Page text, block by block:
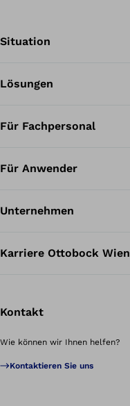
Situation
Lösungen
Für Fachpersonal
Für Anwender
Unternehmen
Karriere Ottobock Wien
Kontakt
Wie können wir Ihnen helfen?
Kontaktieren Sie uns